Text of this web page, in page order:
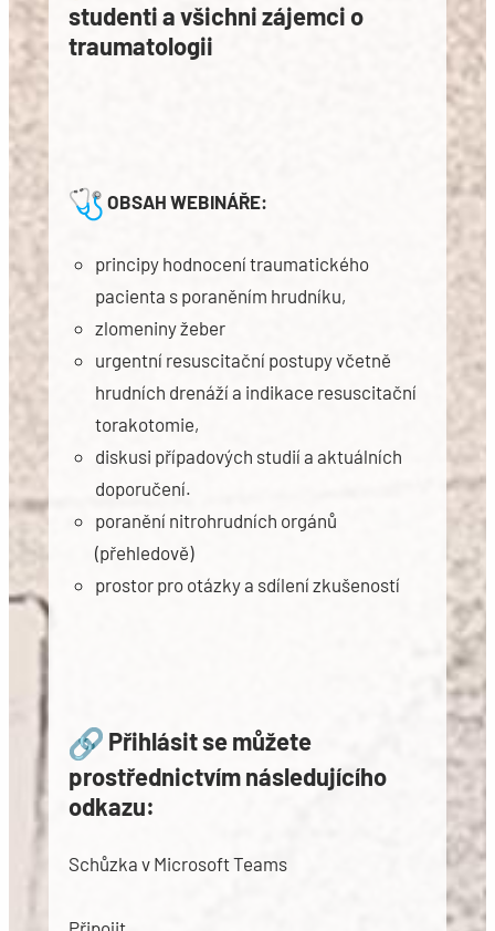
studenti a všichni zájemci o
traumatologii
OBSAH WEBINÁŘE:
principy hodnocení traumatického
pacienta s poraněním hrudníku,
zlomeniny žeber
urgentní resuscitační postupy včetně
hrudních drenáží a indikace resuscitační
torakotomie,
diskusi případových studií a aktuálních
doporučení.
poranění nitrohrudních orgánů
(přehledově)
prostor pro otázky a sdílení zkušeností
Přihlásit se můžete
prostřednictvím následujícího
odkazu:
Schůzka v Microsoft Teams